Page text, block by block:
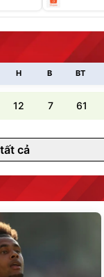
H B BT
12 7 61
cả